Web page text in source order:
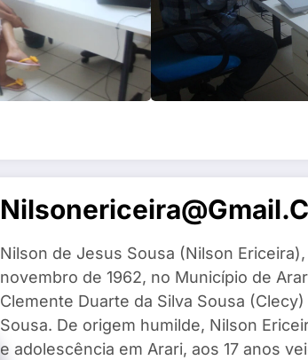
Nilson de Jesus Sousa (Nilson
novembro de 1962, no Município de
Clemente Duarte da Silva Sousa
Sousa. De origem humilde, Nilson
e adolescência em Arari, aos 17 anos